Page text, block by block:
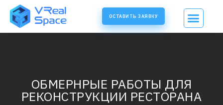
ОСТАВИТЬ ЗАЯВКУ
ОБМЕРНРЫЕ РАБОТЫ ДЛЯ
РЕКОНСТРУКЦИИ РЕСТОРАНА